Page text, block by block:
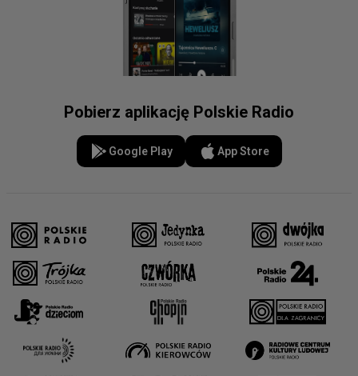
Pobierz aplikację Polskie Radio
Google Play App Store